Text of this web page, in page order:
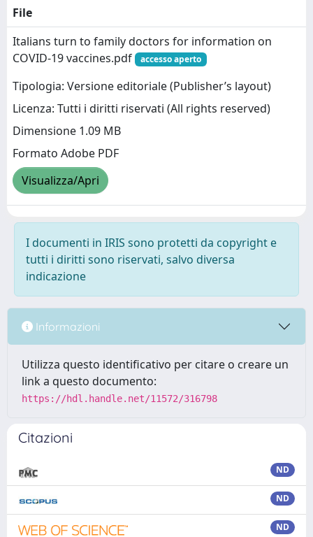
File
Italians turn to family doctors for information on
COVID-19 vaccines.pdf
accesso aperto
Tipologia: Versione editoriale (Publisher’s layout)
Licenza: Tutti i diritti riservati (All rights reserved)
Dimensione 1.09 MB
Formato Adobe PDF
Visualizza/Apri
I documenti in IRIS sono protetti da copyright e
tutti i diritti sono riservati, salvo diversa
indicazione
Informazioni
Utilizza questo identificativo per citare o creare un
link a questo documento:
https://hdl.handle.net/11572/316798
Citazioni
ND
ND
ND